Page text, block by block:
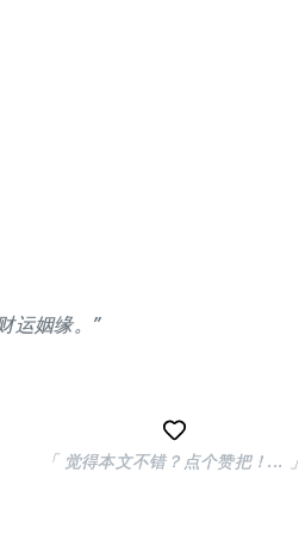
运姻缘。”
「 觉得本文不错？点个赞把！... 」